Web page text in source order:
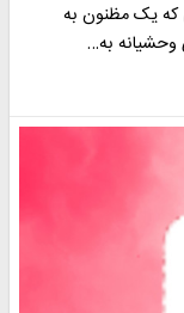
یک مظنون به
به…